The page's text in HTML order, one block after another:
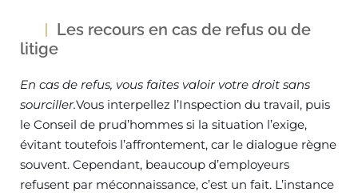
Les recours en cas de refus ou de
litige
En cas de refus, vous faites valoir votre droit sans
sourciller.Vous interpellez l’Inspection du travail, puis
le Conseil de prud’hommes si la situation l’exige,
évitant toutefois l’affrontement, car le dialogue règne
souvent. Cependant, beaucoup d’employeurs
refusent par méconnaissance, c’est un fait. L’instance